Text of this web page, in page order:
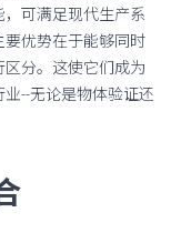
可满足现代生产系
优势在于能够同时
分。这使它们成为
--无论是物体验证还